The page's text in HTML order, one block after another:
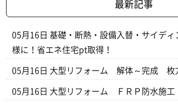
最新記事
05月16日 基礎・断熱・設備入替・サイディ
様に！省エネ住宅pt取得！
05月16日 大型リフォーム 解体～完成 枚
05月16日 大型リフォーム ＦＲＰ防水施